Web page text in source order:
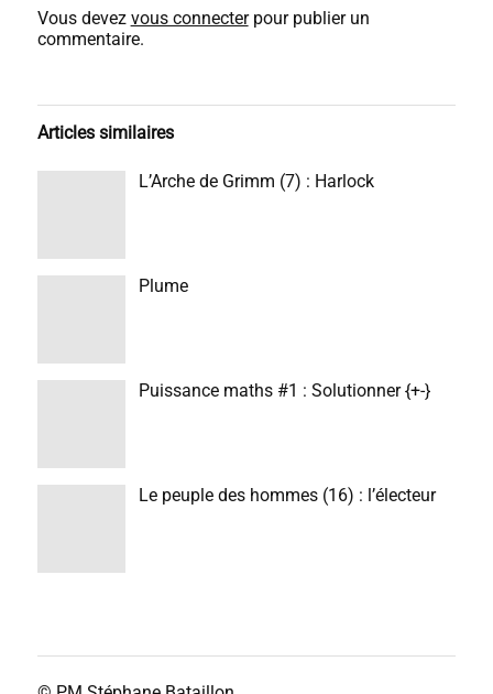
Vous devez vous connecterpour publier un
commentaire.
Articles similaires
L’Arche de Grimm (7) : Harlock
Plume
Puissance maths #1 : Solutionner {+-}
Le peuple des hommes (16) : l’électeur